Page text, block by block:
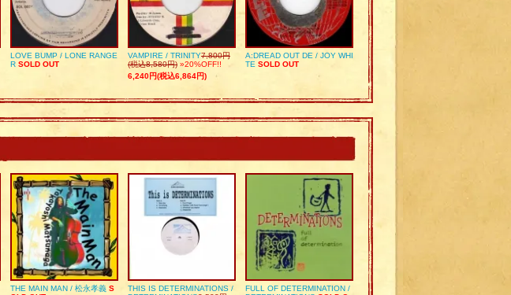
LOVE BUMP / LONE RANGE
R SOLD OUT
VAMPIRE / TRINITY7,800円
(税込8,580円) »20%OFF!!
6,240円(税込6,864円)
A:DREAD OUT DE / JOY WHI
TE SOLD OUT
THE MAIN MAN / 松永孝義 S
THIS IS DETERMINATIONS /
FULL OF DETERMINATION /